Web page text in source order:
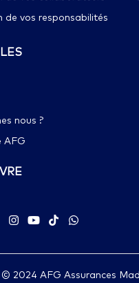
de vos responsabilités
nous ?​
AFG
2024 AFG Assurances